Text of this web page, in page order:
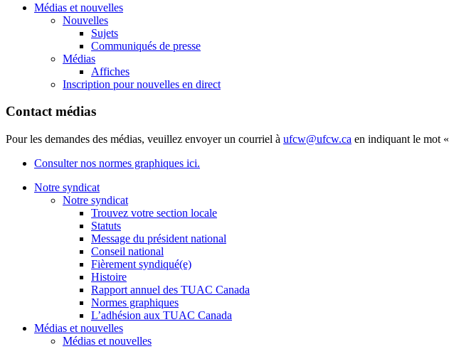
Médias et nouvelles
Nouvelles
Sujets
Communiqués de presse
Médias
Affiches
Inscription pour nouvelles en direct
Contact médias
Pour les demandes des médias, veuillez envoyer un courriel à ufcw@ufcw.ca en indiquant le mot «
Consulter nos normes graphiques ici.
Notre syndicat
Notre syndicat
Trouvez votre section locale
Statuts
Message du président national
Conseil national
Fièrement syndiqué(e)
Histoire
Rapport annuel des TUAC Canada
Normes graphiques
L’adhésion aux TUAC Canada
Médias et nouvelles
Médias et nouvelles